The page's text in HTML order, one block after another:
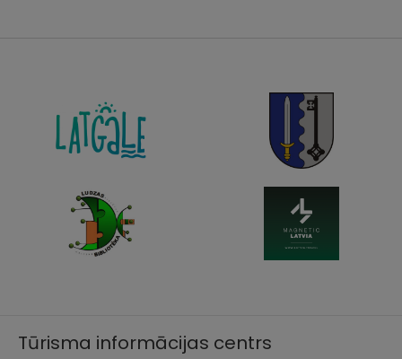
Tūrisma informācijas centrs